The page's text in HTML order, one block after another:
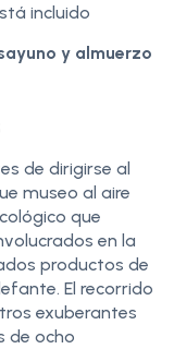
incluido
y almuerzo
de dirigirse al
museo al aire
que
en la
productos de
El recorrido
exuberantes
de ocho